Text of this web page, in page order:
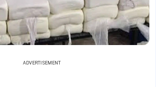
ADVERTISEMENT